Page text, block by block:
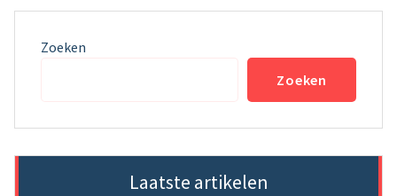
Zoeken
Zoeken
Laatste artikelen